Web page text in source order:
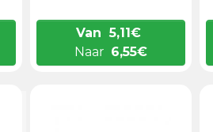
Van 5,11€
Naar 6,55€